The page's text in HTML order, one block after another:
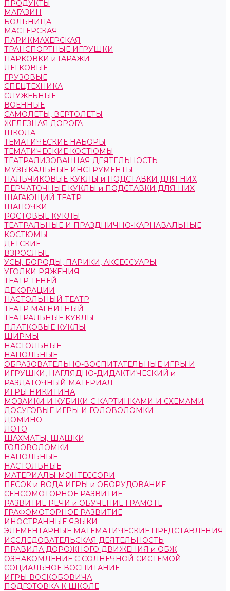
ПРОДУКТЫ
МАГАЗИН
БОЛЬНИЦА
МАСТЕРСКАЯ
ПАРИКМАХЕРСКАЯ
ТРАНСПОРТНЫЕ ИГРУШКИ
ПАРКОВКИ и ГАРАЖИ
ЛЕГКОВЫЕ
ГРУЗОВЫЕ
СПЕЦТЕХНИКА
СЛУЖЕБНЫЕ
ВОЕННЫЕ
САМОЛЕТЫ, ВЕРТОЛЕТЫ
ЖЕЛЕЗНАЯ ДОРОГА
ШКОЛА
ТЕМАТИЧЕСКИЕ НАБОРЫ
ТЕМАТИЧЕСКИЕ КОСТЮМЫ
ТЕАТРАЛИЗОВАННАЯ ДЕЯТЕЛЬНОСТЬ
МУЗЫКАЛЬНЫЕ ИНСТРУМЕНТЫ
ПАЛЬЧИКОВЫЕ КУКЛЫ и ПОДСТАВКИ ДЛЯ НИХ
ПЕРЧАТОЧНЫЕ КУКЛЫ и ПОДСТАВКИ ДЛЯ НИХ
ШАГАЮЩИЙ ТЕАТР
ШАПОЧКИ
РОСТОВЫЕ КУКЛЫ
ТЕАТРАЛЬНЫЕ И ПРАЗДНИЧНО-КАРНАВАЛЬНЫЕ
КОСТЮМЫ
ДЕТСКИЕ
ВЗРОСЛЫЕ
УСЫ, БОРОДЫ, ПАРИКИ, АКСЕССУАРЫ
УГОЛКИ РЯЖЕНИЯ
ТЕАТР ТЕНЕЙ
ДЕКОРАЦИИ
НАСТОЛЬНЫЙ ТЕАТР
ТЕАТР МАГНИТНЫЙ
ТЕАТРАЛЬНЫЕ КУКЛЫ
ПЛАТКОВЫЕ КУКЛЫ
ШИРМЫ
НАСТОЛЬНЫЕ
НАПОЛЬНЫЕ
ОБРАЗОВАТЕЛЬНО-ВОСПИТАТЕЛЬНЫЕ ИГРЫ И
ИГРУШКИ, НАГЛЯДНО-ДИДАКТИЧЕСКИЙ и
РАЗДАТОЧНЫЙ МАТЕРИАЛ
ИГРЫ НИКИТИНА
МОЗАИКИ И КУБИКИ С КАРТИНКАМИ И СХЕМАМИ
ДОСУГОВЫЕ ИГРЫ И ГОЛОВОЛОМКИ
ДОМИНО
ЛОТО
ШАХМАТЫ, ШАШКИ
ГОЛОВОЛОМКИ
НАПОЛЬНЫЕ
НАСТОЛЬНЫЕ
МАТЕРИАЛЫ МОНТЕССОРИ
ПЕСОК и ВОДА ИГРЫ и ОБОРУДОВАНИЕ
СЕНСОМОТОРНОЕ РАЗВИТИЕ
РАЗВИТИЕ РЕЧИ и ОБУЧЕНИЕ ГРАМОТЕ
ГРАФОМОТОРНОЕ РАЗВИТИЕ
ИНОСТРАННЫЕ ЯЗЫКИ
ЭЛЕМЕНТАРНЫЕ МАТЕМАТИЧЕСКИЕ ПРЕДСТАВЛЕНИЯ
ИССЛЕДОВАТЕЛЬСКАЯ ДЕЯТЕЛЬНОСТЬ
ПРАВИЛА ДОРОЖНОГО ДВИЖЕНИЯ и ОБЖ
ОЗНАКОМЛЕНИЕ С СОЛНЕЧНОЙ СИСТЕМОЙ
СОЦИАЛЬНОЕ ВОСПИТАНИЕ
ИГРЫ ВОСКОБОВИЧА
ПОДГОТОВКА К ШКОЛЕ